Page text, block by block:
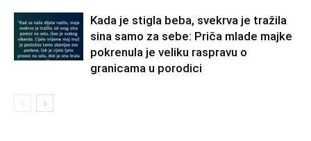
Kada je stigla beba, svekrva je tražila
sina samo za sebe: Priča mlade majke
pokrenula je veliku raspravu o
granicama u porodici